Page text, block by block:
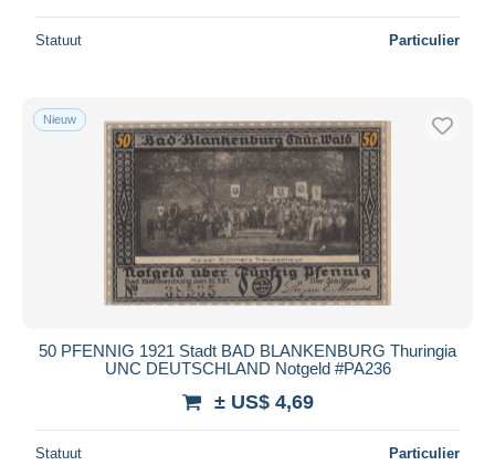
Statuut Particulier
Nieuw
50 PFENNIG 1921 Stadt BAD BLANKENBURG Thuringia
UNC DEUTSCHLAND Notgeld #PA236
± US$ 4,69
Statuut Particulier